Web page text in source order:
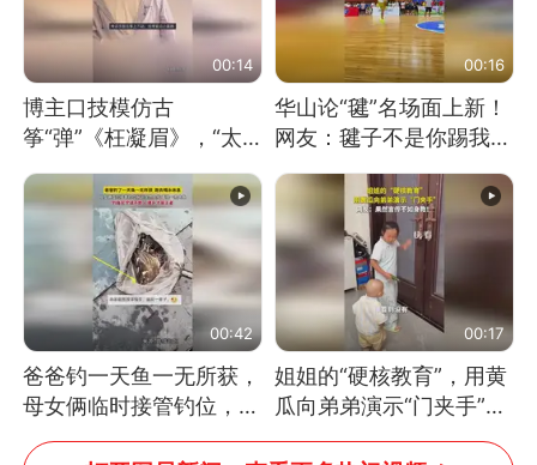
00:14
博主口技模仿古
筝“弹”《枉凝眉》，“太
像了～你是吃古筝长大的
吗？”“或将成为首位考级
不带古筝的选手。”（来
源：新华每日电讯）
00:16
华山论“毽”名场面上新！
网友：毽子不是你踢我
捡，我踢你捡吗
00:42
爸爸钓一天鱼一无所获，
母女俩临时接管钓位，用
玩具鱼竿钓上大鱼
00:17
姐姐的“硬核教育”，用黄
瓜向弟弟演示“门夹手”，
网友：果然言传不如身